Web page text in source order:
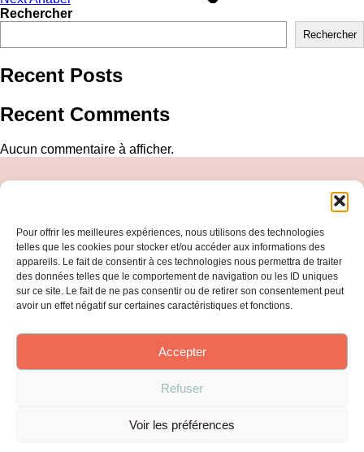
Pour offrir les meilleures expériences, nous utilisons des technologies
telles que les cookies pour stocker et/ou accéder aux informations des
appareils. Le fait de consentir à ces technologies nous permettra de traiter
des données telles que le comportement de navigation ou les ID uniques
sur ce site. Le fait de ne pas consentir ou de retirer son consentement peut
avoir un effet négatif sur certaines caractéristiques et fonctions.
Accepter
Refuser
Voir les préférences
Rechercher
Rechercher
Recent Posts
Recent Comments
Aucun commentaire à afficher.
À propos
Catalogue
Abonnement
Anglais